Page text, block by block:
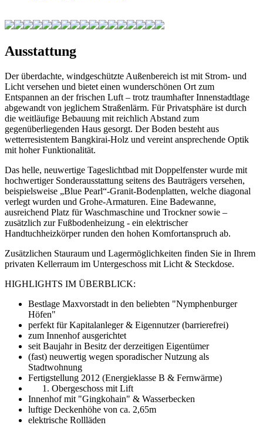
Ausstattung
Der überdachte, windgeschützte Außenbereich ist mit Strom- und
Licht versehen und bietet einen wunderschönen Ort zum
Entspannen an der frischen Luft – trotz traumhafter Innenstadtlage
abgewandt von jeglichem Straßenlärm. Für Privatsphäre ist durch
die weitläufige Bebauung mit reichlich Abstand zum
gegenüberliegenden Haus gesorgt. Der Boden besteht aus
wetterresistentem Bangkirai-Holz und vereint ansprechende Optik
mit hoher Funktionalität.
Das helle, neuwertige Tageslichtbad mit Doppelfenster wurde mit
hochwertiger Sonderausstattung seitens des Bauträgers versehen,
beispielsweise „Blue Pearl“-Granit-Bodenplatten, welche diagonal
verlegt wurden und Grohe-Armaturen. Eine Badewanne,
ausreichend Platz für Waschmaschine und Trockner sowie –
zusätzlich zur Fußbodenheizung - ein elektrischer
Handtuchheizkörper runden den hohen Komfortanspruch ab.
Zusätzlichen Stauraum und Lagermöglichkeiten finden Sie in Ihrem
privaten Kellerraum im Untergeschoss mit Licht & Steckdose.
HIGHLIGHTS IM ÜBERBLICK:
Bestlage Maxvorstadt in den beliebten "Nymphenburger
Höfen"
perfekt für Kapitalanleger & Eigennutzer (barrierefrei)
zum Innenhof ausgerichtet
seit Baujahr in Besitz der derzeitigen Eigentümer
(fast) neuwertig wegen sporadischer Nutzung als
Stadtwohnung
Fertigstellung 2012 (Energieklasse B & Fernwärme)
Obergeschoss mit Lift
Innenhof mit "Gingkohain" & Wasserbecken
luftige Deckenhöhe von ca. 2,65m
elektrische Rollläden